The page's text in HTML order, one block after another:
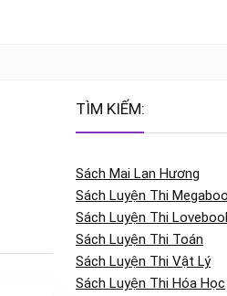
TÌM KIẾM:
Sách Mai Lan Hương
Sách Luyện Thi
Sách Luyện Thi
Sách Luyện Thi Toán
Sách Luyện Thi Vật Lý
Sách Luyện Thi Hóa Học